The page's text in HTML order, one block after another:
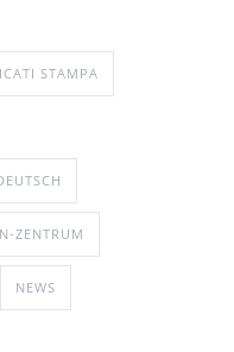
STAMPA
ZENTRUM
NEWS